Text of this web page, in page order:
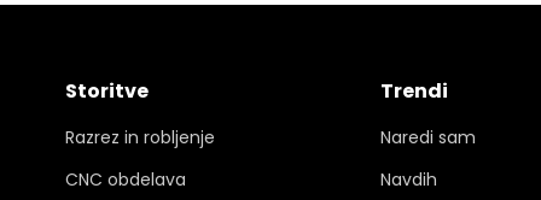
Storitve
Razrez in robljenje
CNC obdelava
Trendi
Naredi sam
Navdih